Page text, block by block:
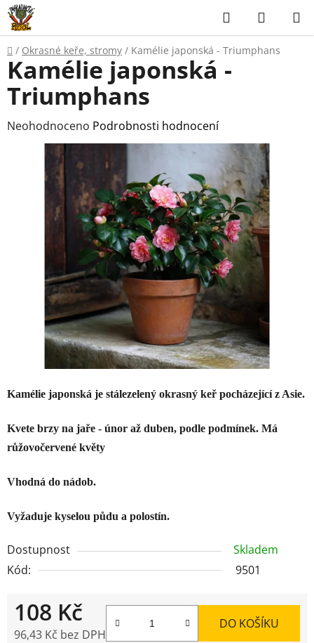
Přejít
na
obsah
Hledat
KOŠÍK
Domů
/ Okrasné keře, stromy / Kamélie japonská - Triumphans
Kamélie japonská je stálezelený okrasný keř pocházející z Asie.
Kvete brzy na jaře - únor až duben, podle podmínek. Má
růžovočervené květy
Vhodná do nádob.
Vyžaduje kyselou půdu a polostín.
Dostupnost
Skladem
Kód:
9501
108 Kč
96,43 Kč bez DPH
DO KOŠÍKU
Kamélie japonská -
Triumphans
Průměrné
hodnocení
Neohodnoceno Podrobnosti hodnocení